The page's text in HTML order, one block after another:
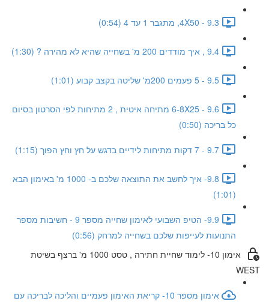
9.3 - 4X50, מתגבר 1 עד 4 (0:54)
9.4 , איך מודדים 200 מ' בשחייה שהיא לא מהירה ? (1:30)
9.5 - 5 פעמים 200מ' שליטה בקצב קבוע (1:01)
9.6 - 6-8X25 מתיחה איטית , 2 מתיחות לפי הסרטון בסיום
כל בריכה (0:50)
9.7 - 7 דקות מתיחות לידיים בדגש על חץ וחץ הפוך (1:15)
9.8- איך לחשב את התוצאה שלכם ב- 1000 מ' באימון הבא
(1:01)
9.9- הטיפ השבועי לאימון שחייה מספר 9 - חשיבות מספר
התנועות לעייפות שלכם בשחייה למרחק (0:56)
אימון 10- לימוד שחיית חתירה , טסט 1000 מ' ברצף בשיטת
WEST
אימון מספר 10- קריאת האימון פעמיים והליכה לבריכה עם